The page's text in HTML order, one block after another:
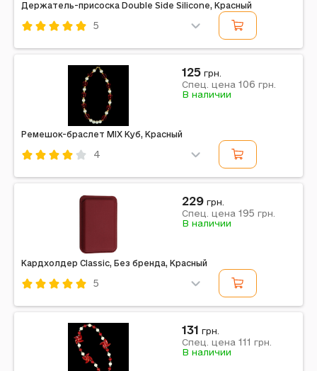
Держатель-присоска Double Side Silicone, Красный
5
Красный
Примечание: 80 x 55 мм
Ремешок-браслет MIX Куб, Красный
4
125 грн.
Спец. цена 106 грн.
В наличии
Кардхолдер Classic, Без бренда, Красный
5
Красный
Примечание: MagSafe
229 грн.
Спец. цена 195 грн.
В наличии
131 грн.
Спец. цена 111 грн.
В наличии